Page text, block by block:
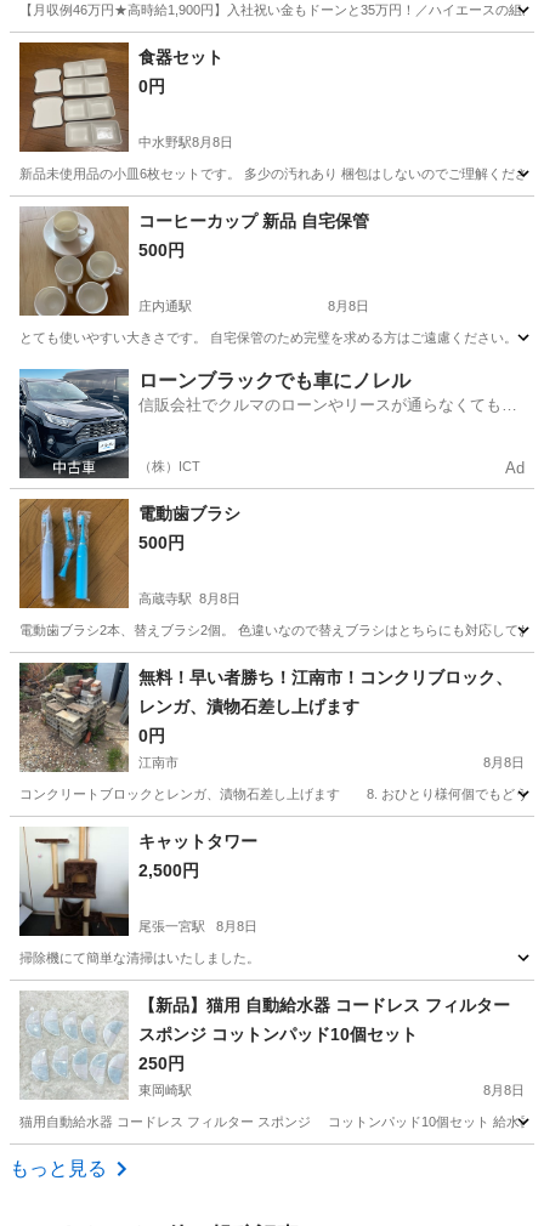
【月収例46万円★高時給1,900円】入社祝い金もドーンと35万円！／ハイエースの組
岐阜 各務原市 その他
食器セット
0円
中水野駅8月8日
新品未使用品の小皿6枚セットです。 多少の汚れあり 梱包はしないのでご理解くださ
愛知 瀬戸市 中水野駅 食器 食器セット
コーヒーカップ 新品 自宅保管
500円
庄内通駅 8月8日
とても使いやすい大きさです。 自宅保管のため完璧を求める方はご遠慮ください。
愛知 名古屋市 庄内通駅 食器 新品
ローンブラックでも車にノレル
信販会社でクルマのローンやリースが通らなくてもク
（株）ICT Ad
電動歯ブラシ
500円
高蔵寺駅 8月8日
電動歯ブラシ2本、替えブラシ2個。 色違いなので替えブラシはとちらにも対応して
愛知 名古屋市 高蔵寺駅 生活雑貨 電動歯ブラシ
無料！早い者勝ち！江南市！コンクリブロック、
レンガ、漬物石差し上げます
0円
江南市 8月8日
コンクリートブロックとレンガ、漬物石差し上げます 8. おひとり様何個でもどうぞ
愛知 江南市
キャットタワー
2,500円
尾張一宮駅 8月8日
掃除機にて簡単な清掃はいたしました。
愛知 一宮市 尾張一宮駅 生活雑貨 キャットタワー
【新品】猫用 自動給水器 コードレス フィルター
スポンジ コットンパッド10個セット
250円
東岡崎駅 8月8日
猫用自動給水器 コードレス フィルター スポンジ コットンパッド10個セット 給水器
愛知 岡崎市
もっと見る